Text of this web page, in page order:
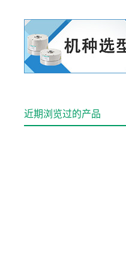
近期浏览过的产品